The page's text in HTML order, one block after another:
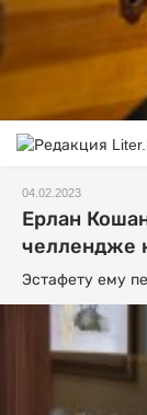
04.02.2023
Ерлан
челлендже
Эстафету ему